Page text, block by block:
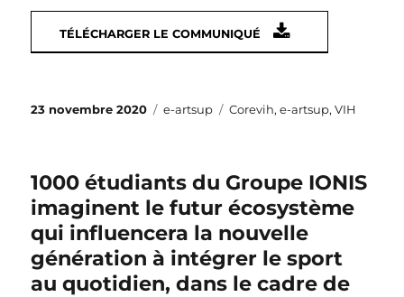
TÉLÉCHARGER LE COMMUNIQUÉ
Publié
23 novembre 2020 Catégories
e-artsup Étiquettes
Corevih,e-artsup,VIH
1000 étudiants du Groupe IONIS
imaginent le futur écosystème
qui influencera la nouvelle
génération à intégrer le sport
au quotidien, dans le cadre de